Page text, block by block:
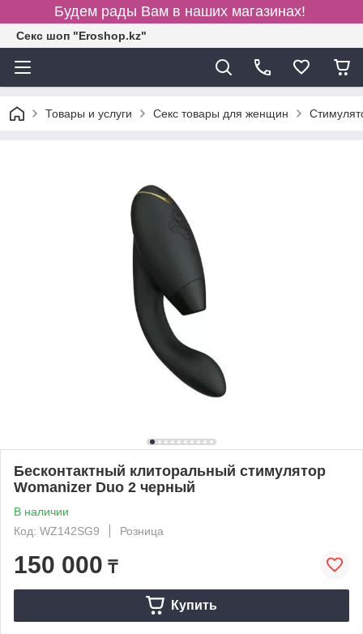
Будем рады Вам в наших магазинах!
Секс шоп "Eroshop.kz"
Товары и услуги Секс товары для женщин
Бесконтактный клиторальный стимулятор
Womanizer Duo 2 черный
В наличии
Код: WZ142SG9
Розница
150 000 ₸
Купить